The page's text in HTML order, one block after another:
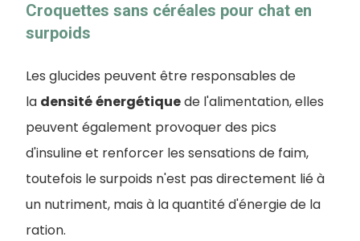
Croquettes sans céréales pour chat en
surpoids
Les glucides peuvent être responsables de
la densitéénergétiquede l'alimentation, elles
peuvent également provoquer des pics
d'insuline et renforcer les sensations de faim,
toutefois le surpoids n'est pas directement lié à
un nutriment, mais à la quantité d'énergie de la
ration.